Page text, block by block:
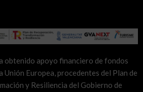
obtenido apoyo financiero de fondos
Unión Europea, procedentes del Plan de
y Resiliencia del Gobierno de